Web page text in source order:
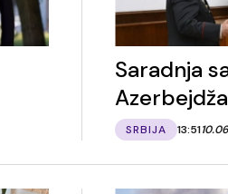
Saradnja
SRBIJA 13:51